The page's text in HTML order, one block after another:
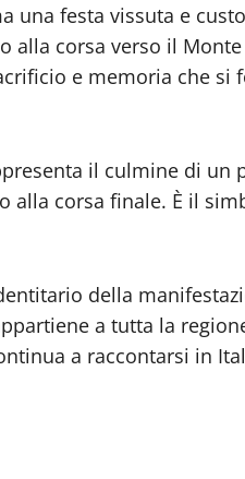
una festa vissuta e
alla corsa verso il
e memoria che si
il culmine di un
alla corsa finale. È il
della
a tutta la
a raccontarsi in